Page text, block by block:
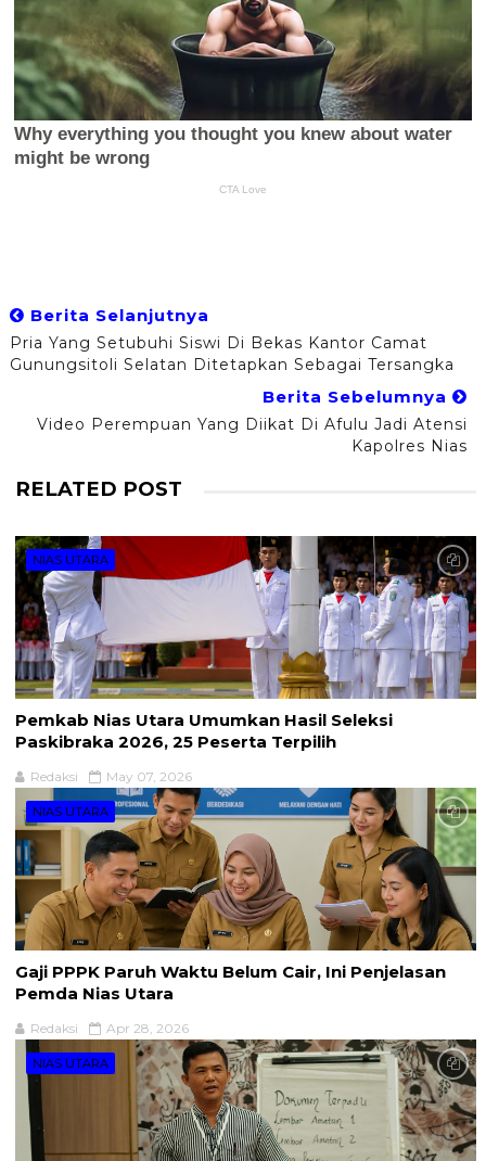
Berita Selanjutnya
Pria Yang Setubuhi Siswi Di Bekas Kantor Camat
Gunungsitoli Selatan Ditetapkan Sebagai Tersangka
Berita Sebelumnya
Video Perempuan Yang Diikat Di Afulu Jadi Atensi
Kapolres Nias
RELATED POST
NIAS UTARA
Pemkab Nias Utara Umumkan Hasil Seleksi
Paskibraka 2026, 25 Peserta Terpilih
Redaksi May 07, 2026
NIAS UTARA
Gaji PPPK Paruh Waktu Belum Cair, Ini Penjelasan
Pemda Nias Utara
Redaksi Apr 28, 2026
NIAS UTARA